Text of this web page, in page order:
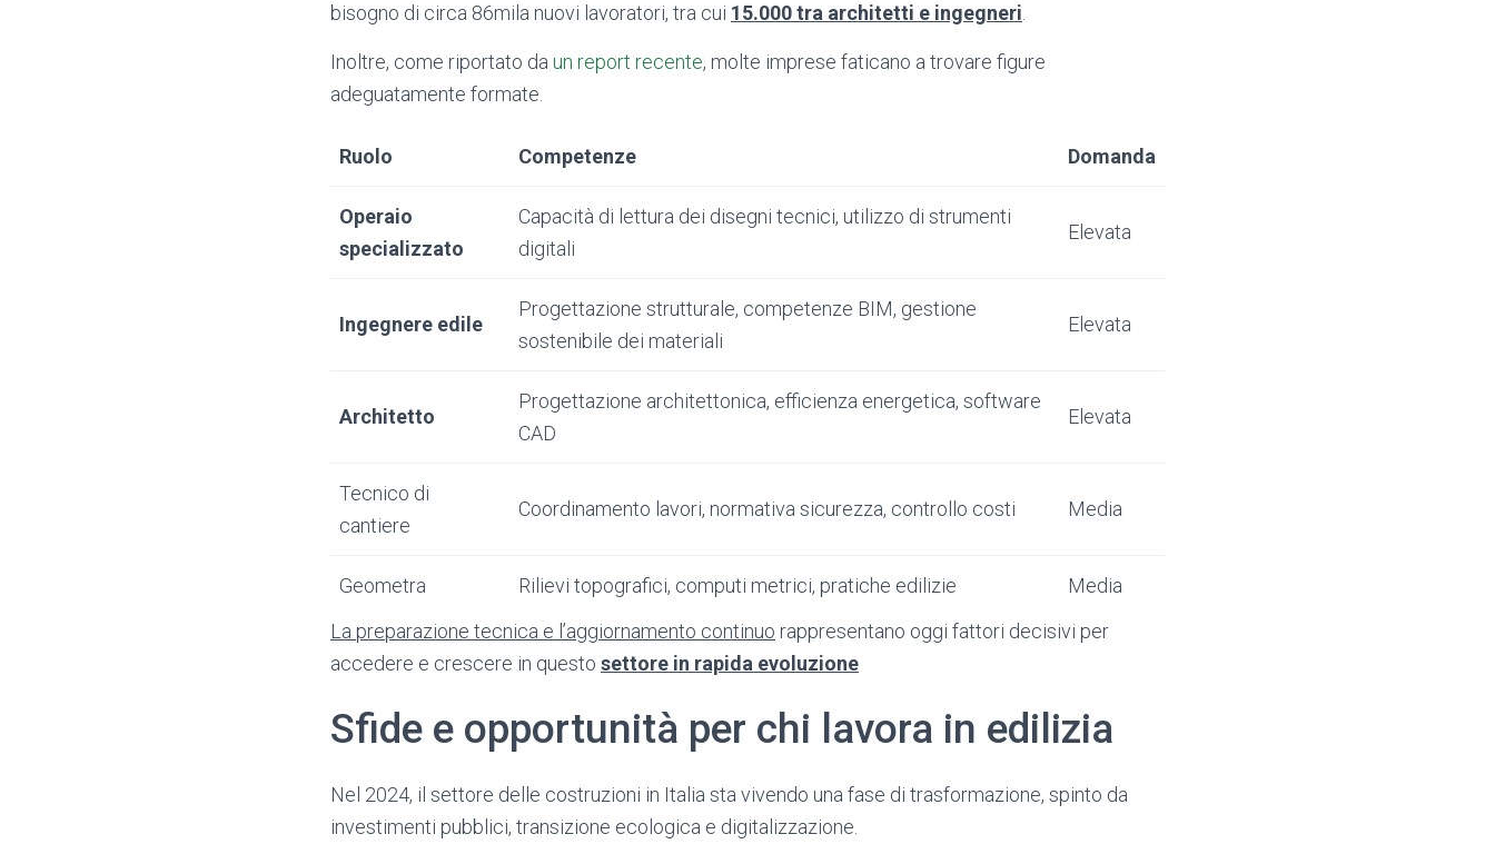
bisogno di circa 86mila nuovi lavoratori, tra cui 15.000 tra architetti e ingegneri
Inoltre, come riportato da un report recente, molte imprese faticano a trovare figure
adeguatamente formate.
Ruolo Competenze Domanda
Operaio
specializzato
Capacità di lettura dei disegni tecnici, utilizzo di strumenti
digitali
Elevata
Ingegnere edile
Progettazione strutturale, competenze BIM, gestione
sostenibile dei materiali
Elevata
Architetto
Progettazione architettonica, efficienza energetica, software
CAD
Elevata
Tecnico di
cantiere
Coordinamento lavori, normativa sicurezza, controllo costi Media
Geometra Rilievi topografici, computi metrici, pratiche edilizie
Media
La preparazione tecnica e l’aggiornamento continuo rappresentano oggi fattori decisivi per
accedere e crescere in questo settore in rapida evoluzione
Sfide e opportunità per chi lavora in edilizia
Nel 2024, il settore delle costruzioni in Italia sta vivendo una fase di trasformazione, spinto da
investimenti pubblici, transizione ecologica e digitalizzazione.